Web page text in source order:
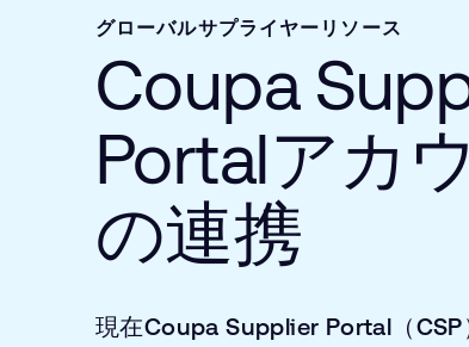
グローバルサプライヤーリソース
Coupa
Portalアカ
の連携
現在Coupa Supplier Portal（CSP